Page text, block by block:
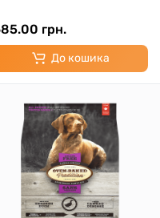
грн.
До кошика